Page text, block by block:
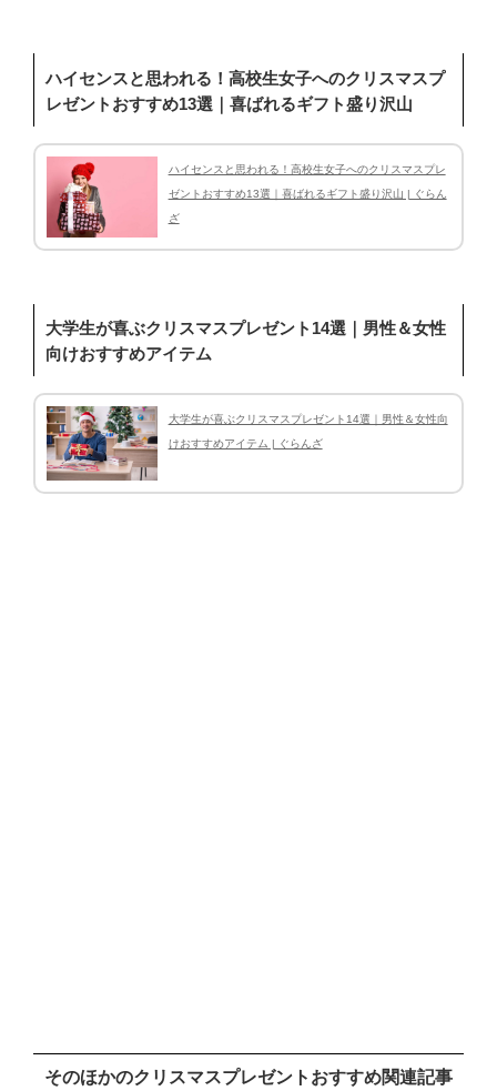
ハイセンスと思われる！高校生女子へのクリスマスプ
レゼントおすすめ13選｜喜ばれるギフト盛り沢山
ハイセンスと思われる！高校生女子へのクリスマスプレ
ゼントおすすめ13選｜喜ばれるギフト盛り沢山 | ぐらん
ざ
大学生が喜ぶクリスマスプレゼント14選｜男性＆女性
向けおすすめアイテム
大学生が喜ぶクリスマスプレゼント14選｜男性＆女性向
けおすすめアイテム | ぐらんざ
そのほかのクリスマスプレゼントおすすめ関連記事